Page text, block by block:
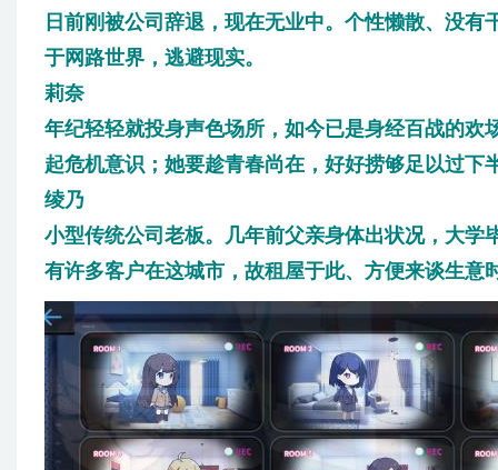
日前刚被公司辞退，现在无业中。个性懒散、没
于网路世界，逃避现实。
莉奈
年纪轻轻就投身声色场所，如今已是身经百战的
起危机意识；她要趁青春尚在，好好捞够足以过下
绫乃
小型传统公司老板。几年前父亲身体出状况，大
有许多客户在这城市，故租屋于此、方便来谈生意